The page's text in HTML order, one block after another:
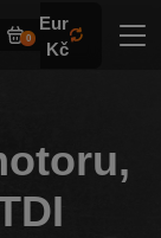
0
Eur
Kč